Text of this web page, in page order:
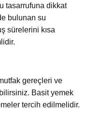
tasarrufuna dikkat
bulunan su
sürelerini kısa
gereçleri ve
Basit yemek
tercih edilmelidir.